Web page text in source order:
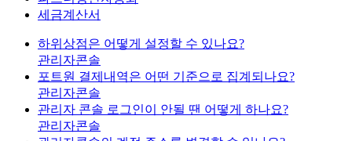
세금계산서
하위상점은 어떻게 설정할 수 있나요?
관리자콘솔
포트원 결제내역은 어떤 기준으로 집계되나요?
관리자콘솔
관리자 콘솔 로그인이 안될 땐 어떻게 하나요?
관리자콘솔